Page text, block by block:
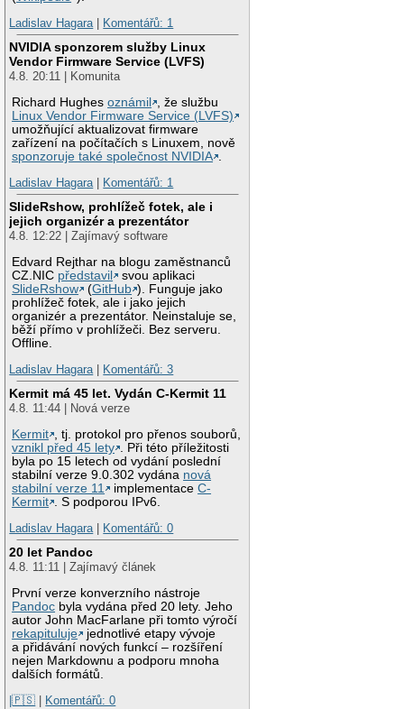
Ladislav Hagara| Komentářů: 1
NVIDIA sponzorem služby Linux
Vendor Firmware Service (LVFS)
4.8. 20:11 | Komunita
Richard Hughesoznámil
, že službu
Linux Vendor Firmware Service (LVFS)
umožňující aktualizovat firmware
zařízení na počítačích s Linuxem, nově
sponzoruje také společnost NVIDIA
Ladislav Hagara| Komentářů: 1
SlideRshow, prohlížeč fotek, ale i
jejich organizér a prezentátor
4.8. 12:22 | Zajímavý software
Edvard Rejthar na blogu zaměstnanců
CZ.NIC představil
svou aplikaci
SlideRshow
(GitHub ). Funguje jako
prohlížeč fotek, ale i jako jejich
organizér a prezentátor. Neinstaluje se,
běží přímo v prohlížeči. Bez serveru.
Offline.
Ladislav Hagara| Komentářů: 3
Kermit má 45 let. Vydán C-Kermit 11
4.8. 11:44 | Nová verze
Kermit
, tj. protokol pro přenos souborů,
vznikl před 45 lety
. Při této příležitosti
byla po 15 letech od vydání poslední
stabilní verze 9.0.302 vydána nová
stabilní verze 11
implementaceC-
Kermit
. S podporou IPv6.
Ladislav Hagara| Komentářů: 0
20 let Pandoc
4.8. 11:11 | Zajímavý článek
První verze konverzního nástroje
Pandoc byla vydána před 20 lety. Jeho
autor John MacFarlane při tomto výročí
rekapituluje
jednotlivé etapy vývoje
a přidávání nových funkcí – rozšíření
nejen Markdownu a podporu mnoha
dalších formátů.
|🇵🇸
Komentářů: 0